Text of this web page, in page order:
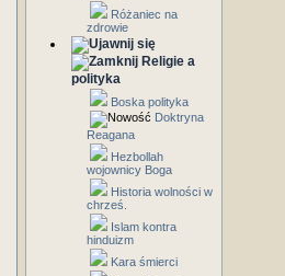
Różaniec na
zdrowie
Religie a
polityka
Boska polityka
Doktryna
Reagana
Hezbollah
wojownicy Boga
Historia wolności w
chrześ.
Islam kontra
hinduizm
Kara śmierci